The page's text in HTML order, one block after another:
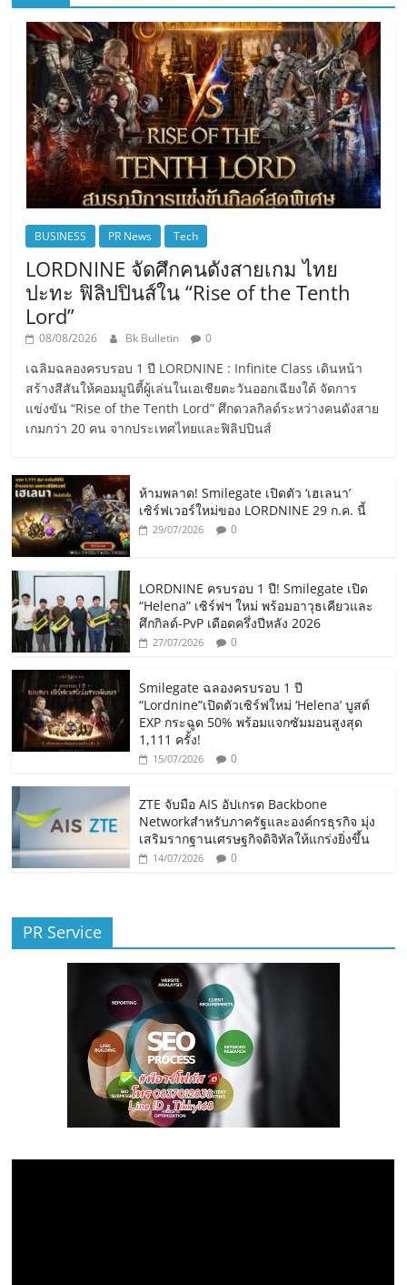
BUSINESS PR News Tech
LORDNINE จัดศึกคนดังสายเกม ไทย
ปะทะ ฟิลิปปินส์ใน “Rise of the Tenth
Lord”
08/08/2026 Bk Bulletin 0
เฉลิมฉลองครบรอบ 1 ปี LORDNINE : Infinite Class เดินหน้า
สร้างสีสันให้คอมมูนิตี้ผู้เล่นในเอเชียตะวันออกเฉียงใต้ จัดการ
แข่งขัน “Rise of the Tenth Lord” ศึกดวลกิลด์ระหว่างคนดังสาย
เกมกว่า 20 คน จากประเทศไทยและฟิลิปปินส์
ห้ามพลาด! Smilegate เปิดตัว ‘เฮเลนา’
เซิร์ฟเวอร์ใหม่ของ LORDNINE 29 ก.ค. นี้
29/07/2026 0
LORDNINE ครบรอบ 1 ปี! Smilegate เปิด
“Helena” เซิร์ฟฯ ใหม่ พร้อมอาวุธเคียวและ
ศึกกิลด์-PvP เดือดครึ่งปีหลัง 2026
27/07/2026 0
Smilegate ฉลองครบรอบ 1 ปี
“Lordnine”เปิดตัวเซิร์ฟใหม่ ‘Helena’ บูสต์
EXP กระฉูด 50% พร้อมแจกซัมมอนสูงสุด
1,111 ครั้ง!
15/07/2026 0
ZTE จับมือ AIS อัปเกรด Backbone
Networkสำหรับภาครัฐและองค์กรธุรกิจ มุ่ง
เสริมรากฐานเศรษฐกิจดิจิทัลให้แกร่งยิ่งขึ้น
14/07/2026 0
PR Service